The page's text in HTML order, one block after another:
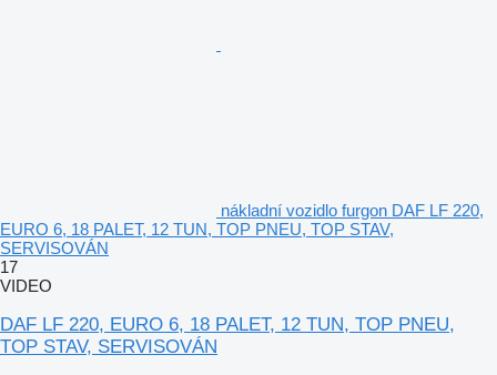
nákladní vozidlo furgon DAF LF 220,
EURO 6, 18 PALET, 12 TUN, TOP PNEU, TOP STAV,
SERVISOVÁN
17
VIDEO
DAF LF 220, EURO 6, 18 PALET, 12 TUN, TOP PNEU,
TOP STAV, SERVISOVÁN